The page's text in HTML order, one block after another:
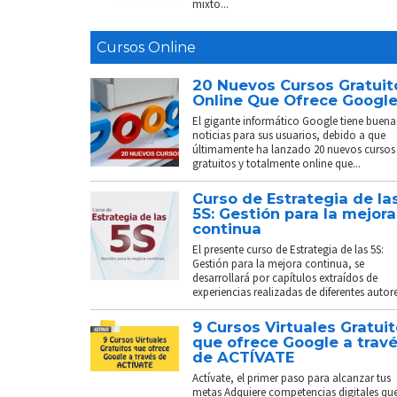
mixto...
Cursos Online
20 Nuevos Cursos
Online Que Ofrece Google
El gigante informático Google tiene
noticias para sus usuarios, debido a que
últimamente ha lanzado 20 nuevos cursos
gratuitos y totalmente online que...
Curso de Estrategia de
5S: Gestión para la mejora
continua
El presente curso de Estrategia de las 5S:
Gestión para la mejora continua, se
desarrollará por capítulos extraídos de
experiencias realizadas de diferentes
9 Cursos Virtuales
que ofrece Google a
de ACTÍVATE
Actívate, el primer paso para alcanzar tus
metas Adquiere competencias digitales